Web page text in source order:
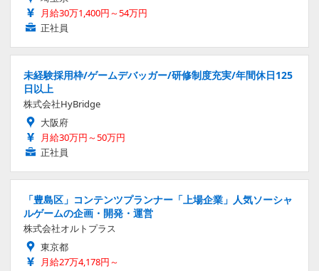
月給30万1,400円～54万円
正社員
未経験採用枠/ゲームデバッガー/研修制度充実/年間休日125
日以上
株式会社HyBridge
大阪府
月給30万円～50万円
正社員
「豊島区」コンテンツプランナー「上場企業」人気ソーシャ
ルゲームの企画・開発・運営
株式会社オルトプラス
東京都
月給27万4,178円～